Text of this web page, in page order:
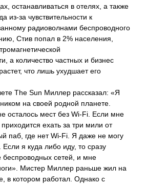
останавливаться в отелях, а также
из-за чувствительности к
радиоволнами беспроводного
Стив попал в 2% населения,
а количество частных и бизнес
что лишь ухудшает его
The Sun Миллер рассказал: «Я
на своей родной планете.
осталось мест без Wi-Fi. Если мне
ехать за три мили от
паб, где нет Wi-Fi. Я даже не могу
я куда либо иду, то сразу
беспроводных сетей, и мне
Мистер Миллер раньше жил на
в котором работал. Однако с